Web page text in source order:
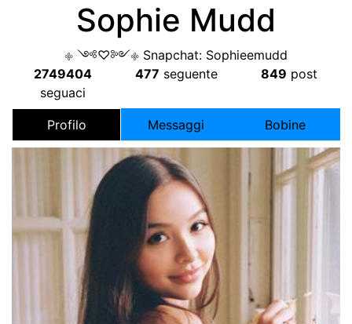
Sophie Mudd
𐮜༺♡︎༻ 𐮜 Snapchat: Sophieemudd
2749404
seguaci
477 seguente 849 post
Profilo Messaggi Bobine